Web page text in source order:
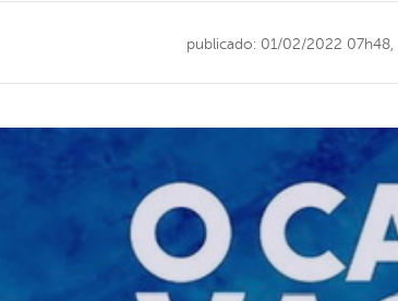
publicado: 01/02/2022 07h48,